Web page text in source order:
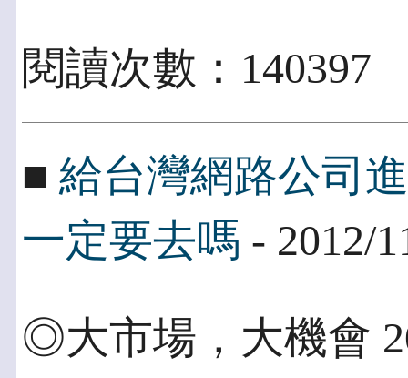
閱讀次數：
■ 給台灣網路公司
一定要去嗎 - 2012/
◎大市場，大機會